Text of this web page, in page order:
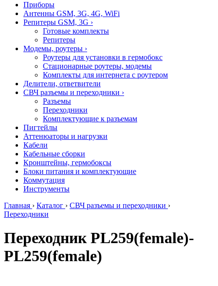
Приборы
Антенны GSM, 3G, 4G, WiFi
Репитеры GSM, 3G ›
Готовые комплекты
Репитеры
Модемы, роутеры ›
Роутеры для установки в гермобокс
Стационарные роутеры, модемы
Комплекты для интернета с роутером
Делители, ответвители
СВЧ разъемы и переходники ›
Разъемы
Переходники
Комплектующие к разъемам
Пигтейлы
Аттенюаторы и нагрузки
Кабели
Кабельные сборки
Кронштейны, гермобоксы
Блоки питания и комплектующие
Коммутация
Инструменты
Главная › Каталог › СВЧ разъемы и переходники ›
Переходники
Переходник PL259(female)-
PL259(female)